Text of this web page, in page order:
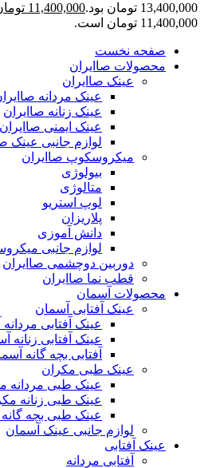
13,400,000 تومان بود.
11,400,000
11,400,000 تومان است.
صفحه نخست
محصولات صاایران
عینک صاایران
عینک مردانه
عینک زنانه صاایران
عینک ایمنی صاایران
لوازم جانبی عینک
میکروسکوپ صاایران
بیولوژی
متالوژی
لوپ استریو
پلاریزان
دانش آموزی
لوازم جانبی
دوربین دوچشمی صاایران
قطب نما صاایران
محصولات آسمان
عینک آفتابی آسمان
عینک آفتابی
عینک آفتابی زنانه
آفتابی بچه گانه
عینک طبی مکران
عینک طبی مردانه
عینک طبی زنانه
عینک طبی بچه
لوازم جانبی عینک آسمان
عینک آفتابی
آفتابی مردانه